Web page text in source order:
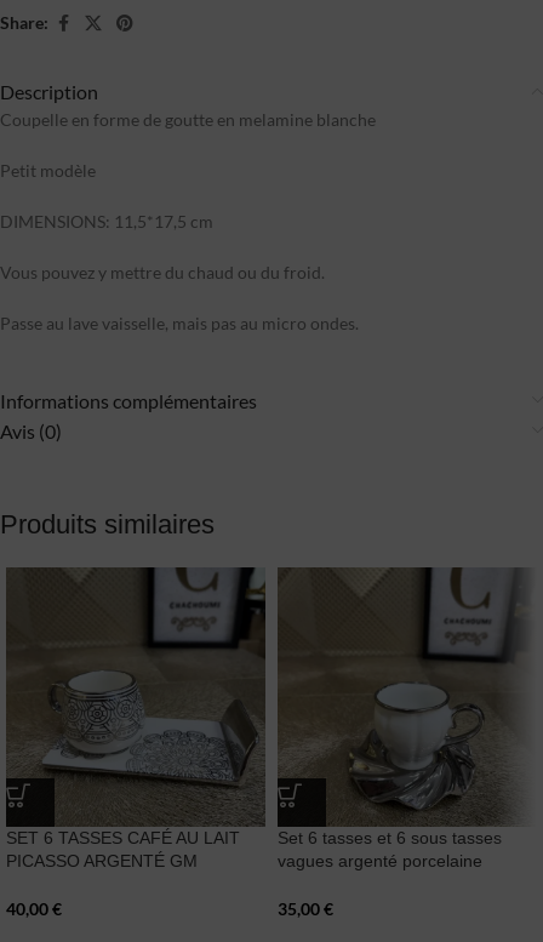
Share:
Description
Coupelle en forme de goutte en melamine blanche
Petit modèle
DIMENSIONS: 11,5*17,5 cm
Vous pouvez y mettre du chaud ou du froid.
Passe au lave vaisselle, mais pas au micro ondes.
Informations complémentaires
Avis (0)
Produits similaires
SET 6 TASSES CAFÉ AU LAIT
PICASSO ARGENTÉ GM
40,00€
Set 6 tasses et 6 sous tasses
vagues argenté porcelaine
35,00€